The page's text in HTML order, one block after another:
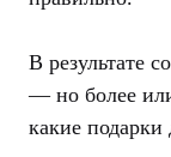
В результате
— но более
какие